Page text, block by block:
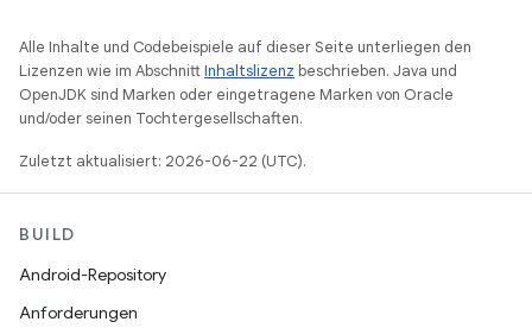
Alle Inhalte und Codebeispiele auf dieser Seite unterliegen den
Lizenzen wie im AbschnittInhaltslizenz beschrieben. Java und
OpenJDK sind Marken oder eingetragene Marken von Oracle
und/oder seinen Tochtergesellschaften.
Zuletzt aktualisiert: 2026-06-22 (UTC).
BUILD
Android-Repository
Anforderungen